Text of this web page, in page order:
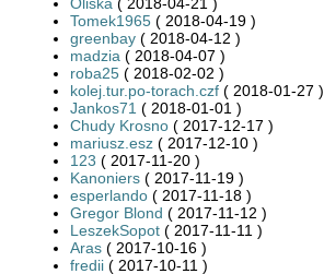
Tomek1965 ( 2018-04-19 )
greenbay ( 2018-04-12 )
madzia ( 2018-04-07 )
roba25 ( 2018-02-02 )
kolej.tur.po-torach.czf ( 2018-01-27 )
Jankos71 ( 2018-01-01 )
Chudy Krosno ( 2017-12-17 )
mariusz.esz ( 2017-12-10 )
123 ( 2017-11-20 )
Kanoniers ( 2017-11-19 )
esperlando ( 2017-11-18 )
Gregor Blond ( 2017-11-12 )
LeszekSopot ( 2017-11-11 )
Aras ( 2017-10-16 )
fredii ( 2017-10-11 )